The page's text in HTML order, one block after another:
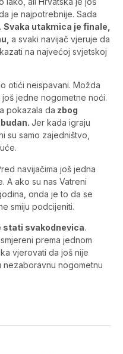
je najpotrebnije. Sada
Svaka utakmica je finale,
a svaki navijač vjeruje da
na najvećoj svjetskoj
otići neispavani. Možda
jedne nogometne noći.
pokazala da zbog
Jer kada igraju
su samo zajedništvo,
navijačima još jedna
A ako su nas Vatreni
onda je to da se
smiju podcijeniti.
stati svakodnevica.
prema jednom
vjerovati da još nije
nogometnu